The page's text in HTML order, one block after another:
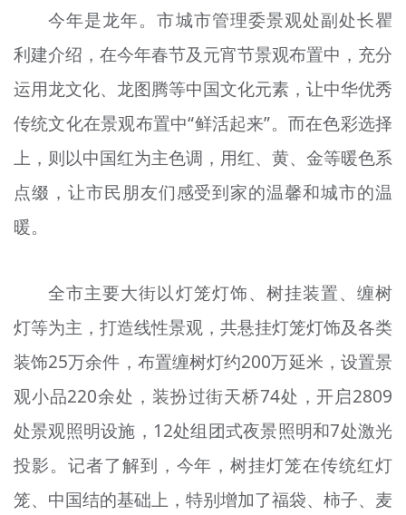
今年是龙年。市城市管理委景观处副处长瞿
利建介绍，在今年春节及元宵节景观布置中，充分
运用龙文化、龙图腾等中国文化元素，让中华优秀
传统文化在景观布置中“鲜活起来”。而在色彩选择
上，则以中国红为主色调，用红、黄、金等暖色系
点缀，让市民朋友们感受到家的温馨和城市的温
暖。
全市主要大街以灯笼灯饰、树挂装置、缠树
灯等为主，打造线性景观，共悬挂灯笼灯饰及各类
装饰25万余件，布置缠树灯约200万延米，设置景
观小品220余处，装扮过街天桥74处，开启2809
处景观照明设施，12处组团式夜景照明和7处激光
投影。记者了解到，今年，树挂灯笼在传统红灯
笼、中国结的基础上，特别增加了福袋、柿子、麦